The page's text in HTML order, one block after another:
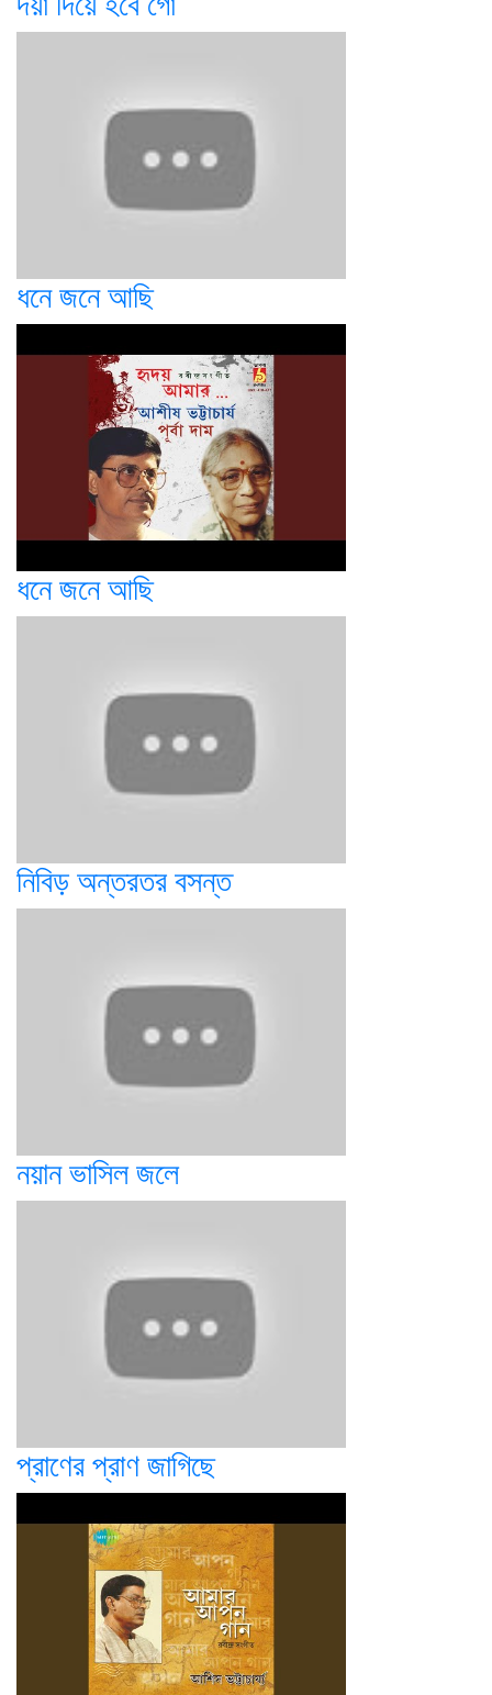
ধনে জনে আছি
ধনে জনে আছি
নিবিড় অন্তরতর বসন্ত
নয়ান ভাসিল জলে
প্রাণের প্রাণ জাগিছে